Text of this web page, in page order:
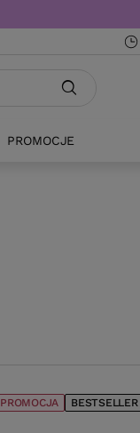
PROMOCJE
PROMOCJA BESTSELLER